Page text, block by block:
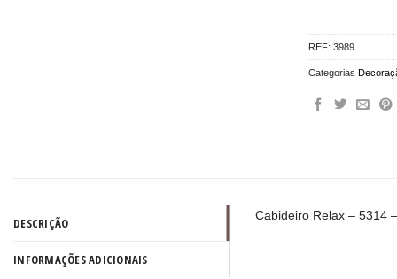
REF:3989
Categorias
DESCRIÇÃO
INFORMAÇÕES ADICIONAIS
Cabideiro Relax – 5314